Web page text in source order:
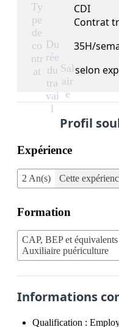
Ty
pe
de
co
ntr
at
CDI
Contrat
Du
rée
du
tra
vai
l
35H/
Sal
air
e
selon
Profil
Expérience
2 An(s) Cette
Formation
CAP, BEP et équivalents
Auxiliaire puériculture
Informations
Qualification :